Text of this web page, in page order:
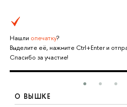
Нашли опечатку?
Выделите её, нажмите Ctrl+Enter и
Спасибо за участие!
О ВЫШКЕ